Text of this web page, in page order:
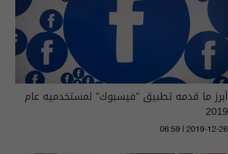
أبرز ما قدمه تطبيق "فيسبوك" لمستخدميه عام
2019
06:59 | 2019-12-26